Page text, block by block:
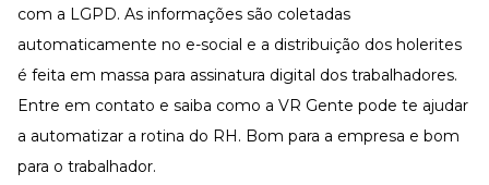
com a LGPD. As informações são coletadas
automaticamente no e-social e a distribuição dos holerites
é feita em massa para assinatura digital dos trabalhadores.
Entre em contato e saiba como a VR Gente pode te ajudar
a automatizar a rotina do RH. Bom para a empresa e bom
para o trabalhador.